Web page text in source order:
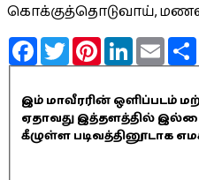
கொக்குத்தொடுவாய்,
FacebookTwitterPinterestLinkedInEmail
இம் மாவீரரின் ஒளிப்படம்
ஏதாவது இத்தளத்தில்
கீழுள்ள படிவத்தினூடாக